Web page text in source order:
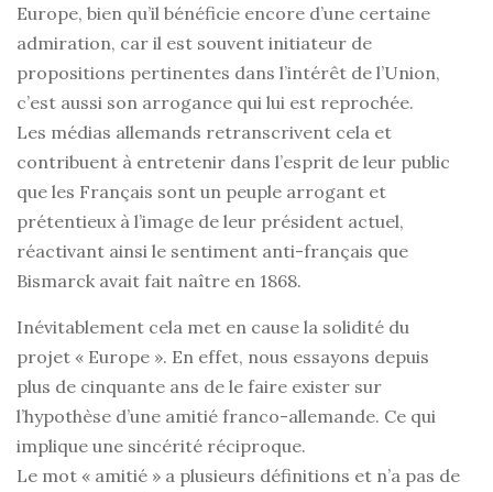
Europe, bien qu’il bénéficie encore d’une certaine
admiration, car il est souvent initiateur de
propositions pertinentes dans l’intérêt de l’Union,
c’est aussi son arrogance qui lui est reprochée.
Les médias allemands retranscrivent cela et
contribuent à entretenir dans l’esprit de leur public
que les Français sont un peuple arrogant et
prétentieux à l’image de leur président actuel,
réactivant ainsi le sentiment anti-français que
Bismarck avait fait naître en 1868.
Inévitablement cela met en cause la solidité du
projet « Europe ». En effet, nous essayons depuis
plus de cinquante ans de le faire exister sur
l’hypothèse d’une amitié franco-allemande. Ce qui
implique une sincérité réciproque.
Le mot « amitié » a plusieurs définitions et n’a pas de